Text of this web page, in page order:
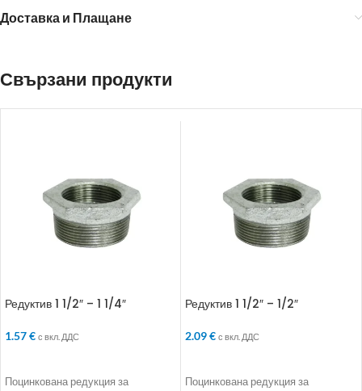
Доставка и Плащане
Свързани продукти
Редуктив 1 1/2″ – 1 1/4″
1.57€ с вкл. ДДС
Поцинкована редукция за
Редуктив 1 1/2″ – 1/2″
2.09€ с вкл. ДДС
Поцинкована редукция за